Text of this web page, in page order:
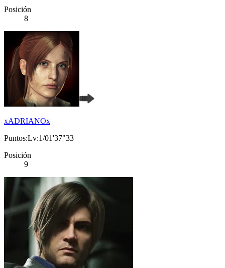
Posición
8
xADRIANOx
Puntos:Lv:1/01'37"33
Posición
9